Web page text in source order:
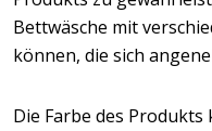
Bettwäsche mit
können, die sich
Die Farbe des